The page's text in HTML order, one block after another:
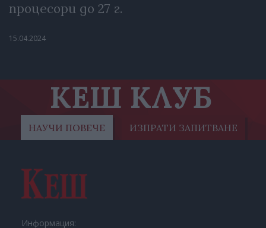
процесори до 27 г.
15.04.2024
КЕШ КЛУБ
НАУЧИ ПОВЕЧЕ ИЗПРАТИ ЗАПИТВАНЕ
Информация: